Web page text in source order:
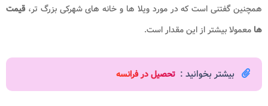
همچنین گفتنی است که در مورد ویلا ها و خانه های شهرکی بزرگ تر، قیمت
ها معمولا بیشتر از این مقدار است.
بیشتر بخوانید : تحصیل در فرانسه